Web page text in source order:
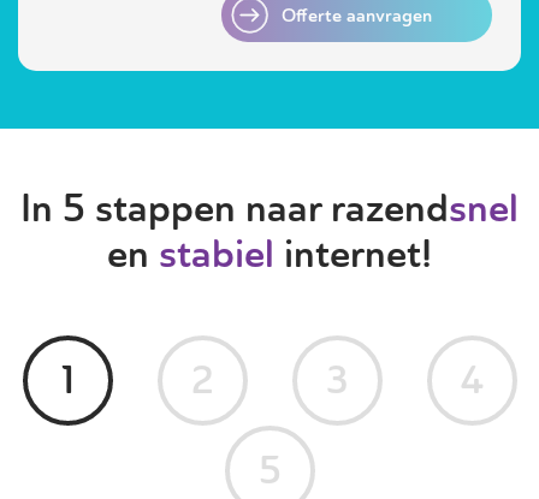
Offerte aanvragen
In 5 stappen naar razendsnel
en stabiel internet!
1 2 3
4
5